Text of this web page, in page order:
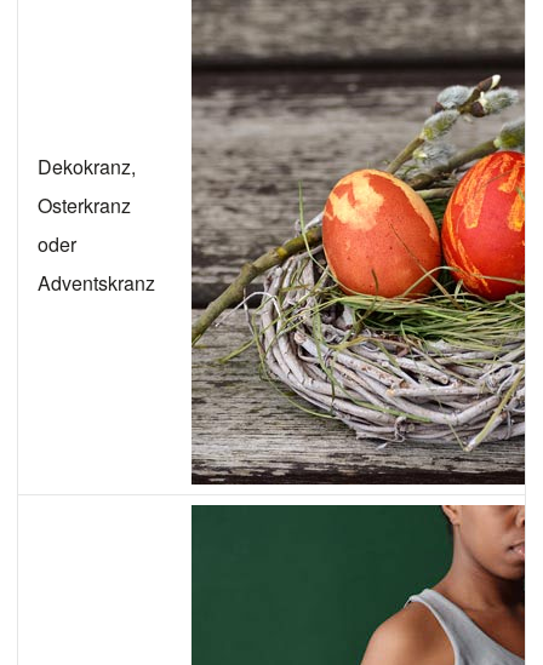
Dekokranz,
Osterkranz
oder
Adventskranz